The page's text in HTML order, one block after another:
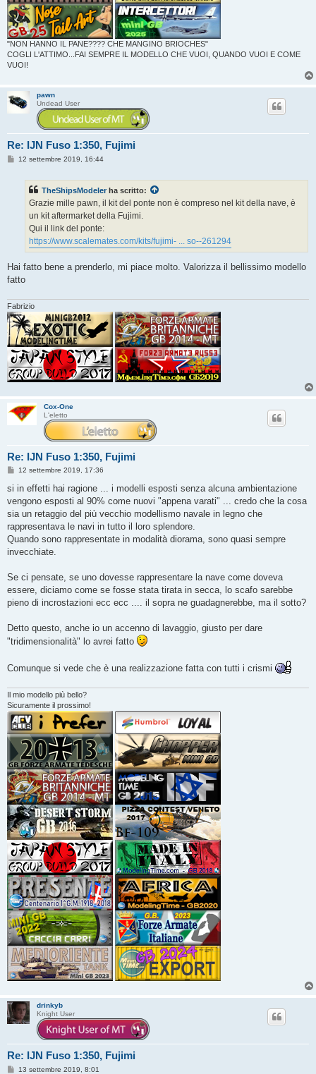
"NON HANNO IL PANE???? CHE MANGINO BRIOCHES"
COGLI L'ATTIMO...FAI SEMPRE IL MODELLO CHE VUOI, QUANDO VUOI E COME
VUOI!
pawn
Undead User
Re: IJN Fuso 1:350, Fujimi
M12 settembre 2019, 16:44
TheShipsModeler ha scritto:
Grazie mille pawn, il kit del ponte non è compreso nel kit della nave, è
un kit aftermarket della Fujimi.
Qui il link del ponte:
https://www.scalemates.com/kits/fujimi- ... so--261294
Hai fatto bene a prenderlo, mi piace molto. Valorizza il bellissimo modello
fatto
Fabrizio
Cox-One
L'eletto
Re: IJN Fuso 1:350, Fujimi
M
s
a
g
i
o
12 settembre 2019, 17:36
si in effetti hai ragione ... i modelli esposti senza alcuna ambientazione
vengono esposti al 90% come nuovi "appena varati" ... credo che la cosa
sia un retaggio del più vecchio modellismo navale in legno che
rappresentava le navi in tutto il loro splendore.
Quando sono rappresentate in modalità diorama, sono quasi sempre
invecchiate.
Se ci pensate, se uno dovesse rappresentare la nave come doveva
essere, diciamo come se fosse stata tirata in secca, lo scafo sarebbe
pieno di incrostazioni ecc ecc .... il sopra ne guadagnerebbe, ma il sotto?
Detto questo, anche io un accenno di lavaggio, giusto per dare
"tridimensionalità" lo avrei fatto
Comunque si vede che è una realizzazione fatta con tutti i crismi
Il mio modello più bello?
Sicuramente il prossimo!
drinkyb
Knight User
Re: IJN Fuso 1:350, Fujimi
M13 settembre 2019, 8:01